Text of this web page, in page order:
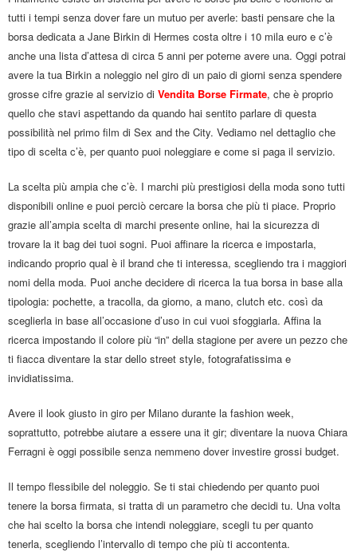
tutti i tempi senza dover fare un mutuo per averle: basti pensare che la
borsa dedicata a Jane Birkin di Hermes costa oltre i 10 mila euro e c’è
anche una lista d’attesa di circa 5 anni per poterne avere una. Oggi potrai
avere la tua Birkin a noleggio nel giro di un paio di giorni senza spendere
grosse cifre grazie al servizio di Vendita Borse Firmate, che è proprio
quello che stavi aspettando da quando hai sentito parlare di questa
possibilità nel primo film di Sex and the City. Vediamo nel dettaglio che
tipo di scelta c’è, per quanto puoi noleggiare e come si paga il servizio.
La scelta più ampia che c’è. I marchi più prestigiosi della moda sono tutti
disponibili online e puoi perciò cercare la borsa che più ti piace. Proprio
grazie all’ampia scelta di marchi presente online, hai la sicurezza di
trovare la it bag dei tuoi sogni. Puoi affinare la ricerca e impostarla,
indicando proprio qual è il brand che ti interessa, scegliendo tra i maggiori
nomi della moda. Puoi anche decidere di ricerca la tua borsa in base alla
tipologia: pochette, a tracolla, da giorno, a mano, clutch etc. così da
sceglierla in base all’occasione d’uso in cui vuoi sfoggiarla. Affina la
ricerca impostando il colore più “in” della stagione per avere un pezzo che
ti fiacca diventare la star dello street style, fotografatissima e
invidiatissima.
Avere il look giusto in giro per Milano durante la fashion week,
soprattutto, potrebbe aiutare a essere una it gir; diventare la nuova Chiara
Ferragni è oggi possibile senza nemmeno dover investire grossi budget.
Il tempo flessibile del noleggio. Se ti stai chiedendo per quanto puoi
tenere la borsa firmata, si tratta di un parametro che decidi tu. Una volta
che hai scelto la borsa che intendi noleggiare, scegli tu per quanto
tenerla, scegliendo l’intervallo di tempo che più ti accontenta.